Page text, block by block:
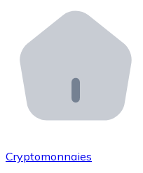
Distributeurs
Intégrez un ATM
API Bitnovo
Intégrez notre API
Rejoignez notre
Cryptomonnaies